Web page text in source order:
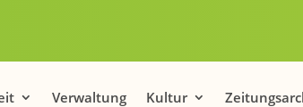
Verwaltung Kultur